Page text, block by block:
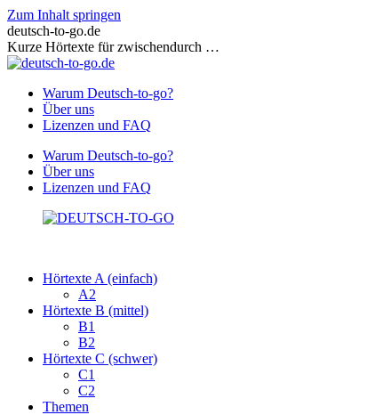
Zum Inhalt springen
deutsch-to-go.de
Kurze Hörtexte für zwischendurch …
Warum Deutsch-to-go?
Über uns
Lizenzen und FAQ
Warum Deutsch-to-go?
Über uns
Lizenzen und FAQ
Hörtexte A (einfach)
A2
Hörtexte B (mittel)
B1
B2
Hörtexte C (schwer)
C1
C2
Themen